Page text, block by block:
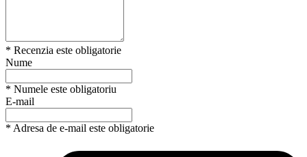
* Recenzia este obligatorie
Nume
* Numele este obligatoriu
E-mail
* Adresa de e-mail este obligatorie